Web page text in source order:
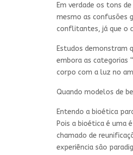
Em verdade os tons
mesmo as confusões
conflitantes, já que o
Estudos demonstram
embora as categorias
corpo com a luz no
Quando modelos de
Entendo a bioética
Pois a bioética é uma
chamado de
experiência são